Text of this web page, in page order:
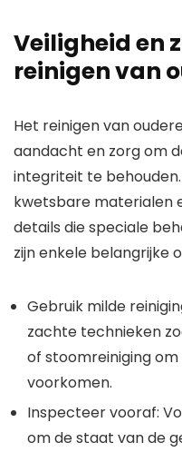
Veiligheid en
reinigen van
Het reinigen van
aandacht en zorg om
integriteit te
kwetsbare materialen
details die speciale
zijn enkele belangrijke
Gebruik milde
zachte technieken
of stoomreiniging
voorkomen.
Inspecteer vooraf:
om de staat van de